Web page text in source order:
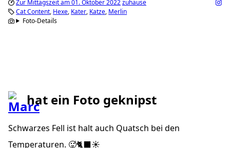
Zur Mittagszeit am 01. Oktober 2022zuhause
Cat Content Hexe Kater Katze Merlin
Foto-Details
hat ein Foto geknipst
Schwarzes Fell ist halt auch Quatsch bei den
Temperaturen. 🥵🐈‍⬛☀️